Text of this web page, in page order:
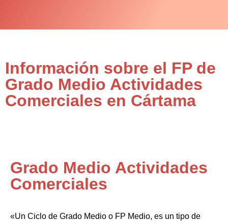
Información sobre el FP de
Grado Medio Actividades
Comerciales en Cártama
Grado Medio Actividades
Comerciales
«Un Ciclo de Grado Medio o FP Medio, es un tipo de